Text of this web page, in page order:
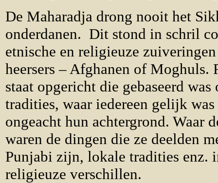
De Maharadja drong nooit het
onderdanen. Dit stond in schril
etnische en religieuze
heersers – Afghanen of Moghuls.
staat opgericht die gebaseerd
tradities, waar iedereen gelijk was
ongeacht hun achtergrond. Waar
waren de dingen die ze deelden
Punjabi zijn, lokale tradities enz.
religieuze verschillen.